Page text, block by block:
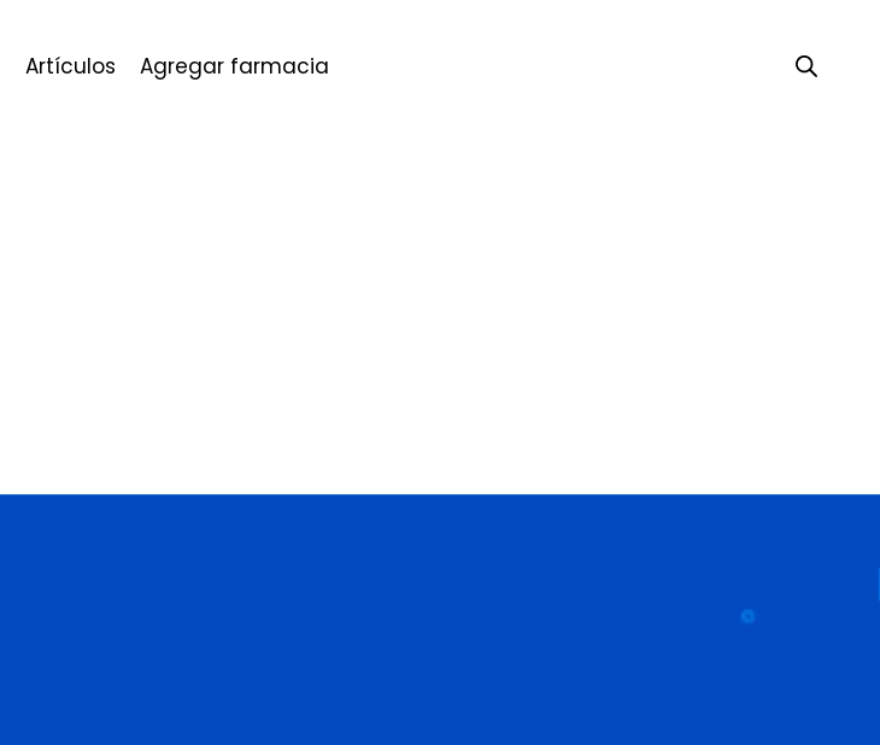
Artículos Agregar farmacia